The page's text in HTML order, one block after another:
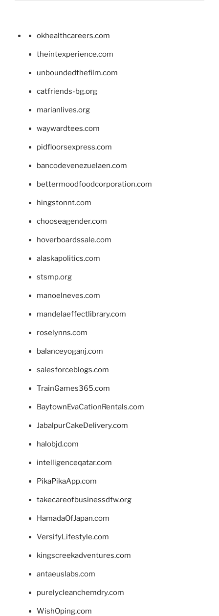
okhealthcareers.com
theintexperience.com
unboundedthefilm.com
catfriends-bg.org
marianlives.org
waywardtees.com
pidfloorsexpress.com
bancodevenezuelaen.com
bettermoodfoodcorporation.com
hingstonnt.com
chooseagender.com
hoverboardssale.com
alaskapolitics.com
stsmp.org
manoelneves.com
mandelaeffectlibrary.com
roselynns.com
balanceyoganj.com
salesforceblogs.com
TrainGames365.com
BaytownEvaCationRentals.com
JabalpurCakeDelivery.com
halobjd.com
intelligenceqatar.com
PikaPikaApp.com
takecareofbusinessdfw.org
HamadaOfJapan.com
VersifyLifestyle.com
kingscreekadventures.com
antaeuslabs.com
purelycleanchemdry.com
WishOping.com